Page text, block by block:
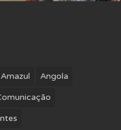
Amazul Angola